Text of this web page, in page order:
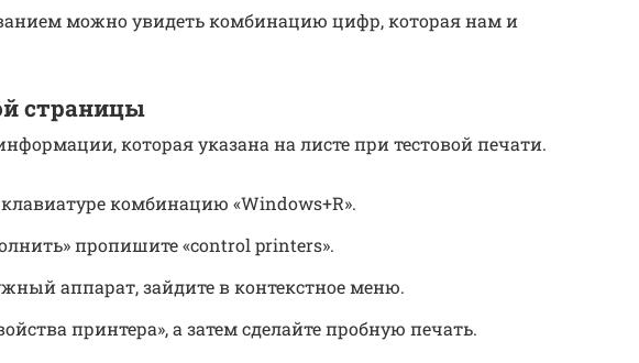
можно увидеть комбинацию цифр, которая нам и
страницы
которая указана на листе при тестовой печати.
комбинацию «Windows+R».
пропишите «control printers».
аппарат, зайдите в контекстное меню.
принтера», а затем сделайте пробную печать.